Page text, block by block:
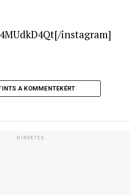
instagram]
A KOMMENTEKÉRT
HIRDETÉS